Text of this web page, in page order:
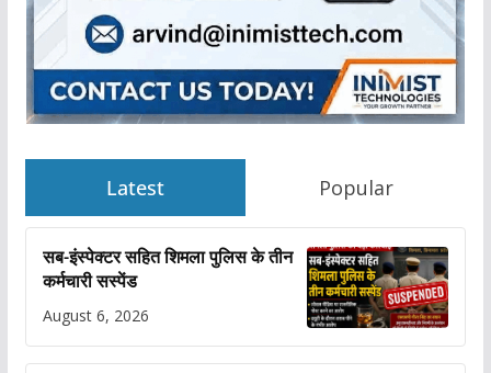
Latest Popular
सब-इंस्पेक्टर सहित शिमला पुलिस के तीन
कर्मचारी सस्पेंड
August 6, 2026